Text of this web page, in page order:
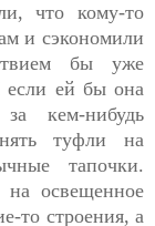
что кому-то
и сэкономили
бы уже
если ей бы она
кем-нибудь
туфли на
тапочки.
освещенное
то строения, а